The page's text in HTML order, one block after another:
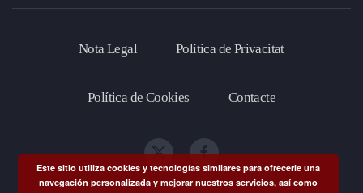
Nota Legal Política de Privacitat
Política de Cookies Contacte
Este sitio utiliza cookies y tecnologías similares para ofrecerle una
navegación personalizada y mejorar nuestros servicios, así como